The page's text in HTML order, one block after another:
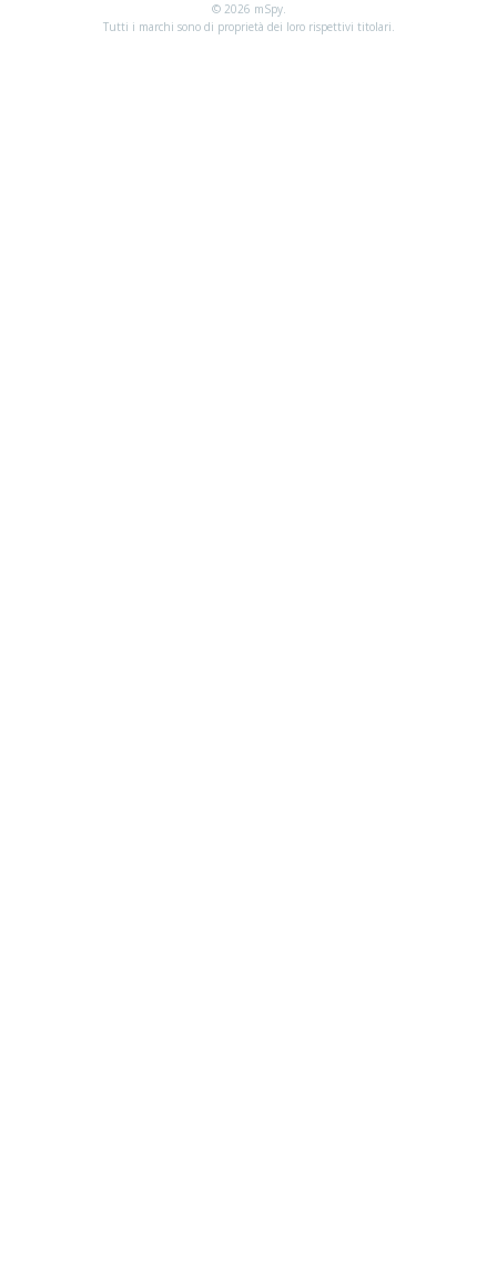
© 2026 mSpy.
Tutti i marchi sono di proprietà dei loro rispettivi titolari.